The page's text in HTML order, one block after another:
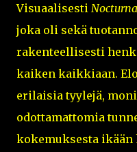
Visuaalisesti
joka oli sekä
rakenteellisesti
kaiken kaikkiaan.
erilaisia tyylejä,
odottamattomia
kokemuksesta